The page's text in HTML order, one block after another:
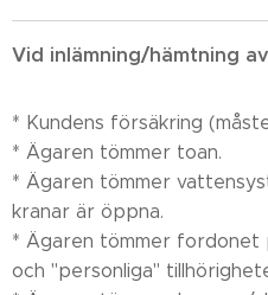
Vid inlämning/hämtning
* Kundens försäkring
* Ägaren tömmer toan.
* Ägaren tömmer
kranar är öppna.
* Ägaren tömmer fordonet
och "personliga"